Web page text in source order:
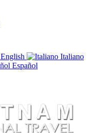
English
Italiano
Español